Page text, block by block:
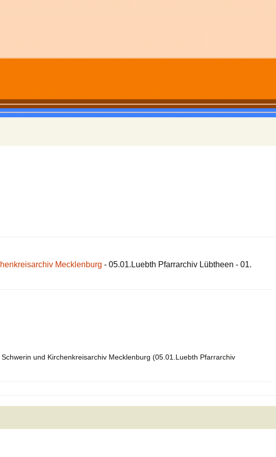
Mecklenburg - 05.01.Luebth Pfarrarchiv Lübtheen - 01.
und Kirchenkreisarchiv Mecklenburg (05.01.Luebth Pfarrarchiv